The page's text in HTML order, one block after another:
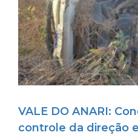
VALE DO ANARI:
controle da direção